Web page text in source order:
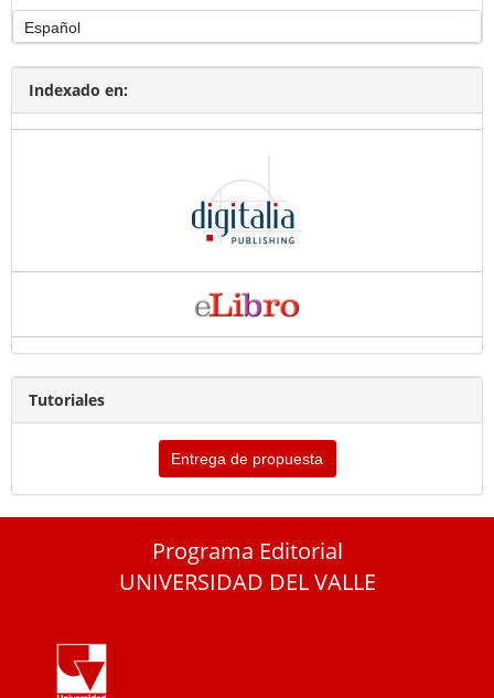
Indexado en:
Tutoriales
Entrega de propuesta
Programa Editorial
UNIVERSIDAD DEL VALLE